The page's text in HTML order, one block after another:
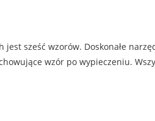
sześć wzorów. Doskonałe
wzór po wypieczeniu.